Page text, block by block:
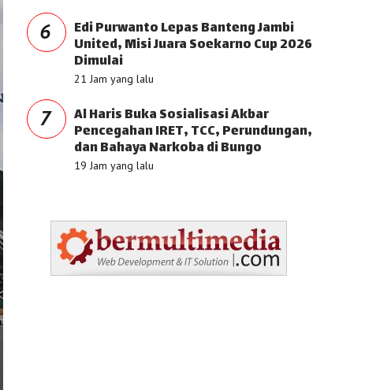
6 Edi Purwanto Lepas Banteng Jambi
United, Misi Juara Soekarno Cup 2026
Dimulai
21 Jam yang lalu
7 Al Haris Buka Sosialisasi Akbar
Pencegahan IRET, TCC, Perundungan,
dan Bahaya Narkoba di Bungo
19 Jam yang lalu